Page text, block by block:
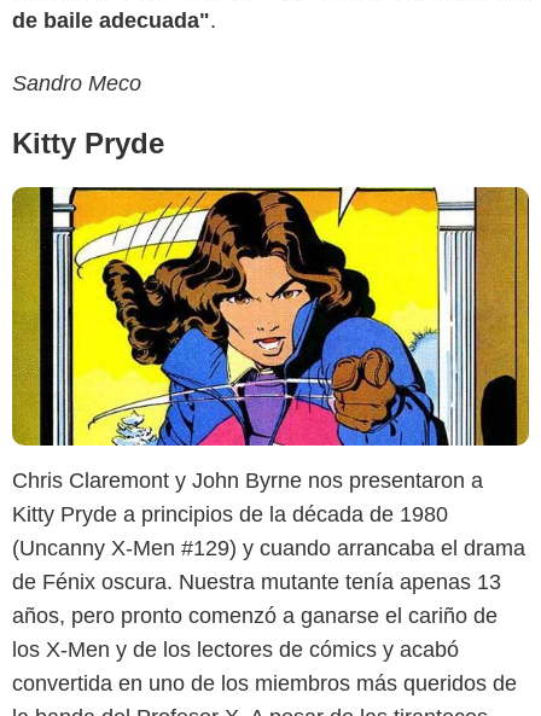
de baile adecuada".
Sandro Meco
Kitty Pryde
Chris Claremont y John Byrne nos presentaron a
Kitty Pryde a principios de la década de 1980
(Uncanny X-Men #129) y cuando arrancaba el drama
de Fénix oscura. Nuestra mutante tenía apenas 13
años, pero pronto comenzó a ganarse el cariño de
los X-Men y de los lectores de cómics y acabó
convertida en uno de los miembros más queridos de